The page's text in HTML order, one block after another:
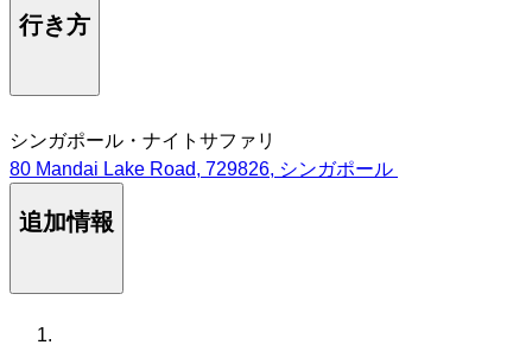
行き方
シンガポール・ナイトサファリ
80 Mandai Lake Road, 729826, シンガポール
追加情報